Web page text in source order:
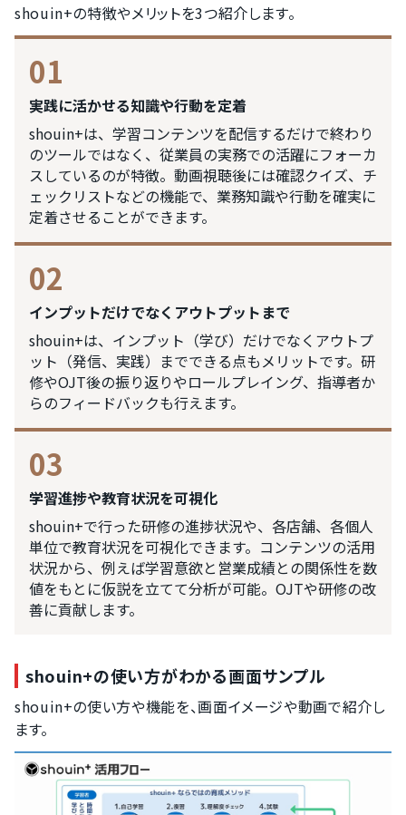
shouin+の特徴やメリットを3つ紹介します。
01
実践に活かせる知識や行動を定着
shouin+は、学習コンテンツを配信するだけで終わり
のツールではなく、従業員の実務での活躍にフォーカ
スしているのが特徴。動画視聴後には確認クイズ、チ
ェックリストなどの機能で、業務知識や行動を確実に
定着させることができます。
02
インプットだけでなくアウトプットまで
shouin+は、インプット（学び）だけでなくアウトプ
ット（発信、実践）までできる点もメリットです。研
修やOJT後の振り返りやロールプレイング、指導者か
らのフィードバックも行えます。
03
学習進捗や教育状況を可視化
shouin+で行った研修の進捗状況や、各店舗、各個人
単位で教育状況を可視化できます。コンテンツの活用
状況から、例えば学習意欲と営業成績との関係性を数
値をもとに仮説を立てて分析が可能。OJTや研修の改
善に貢献します。
shouin+の使い方がわかる画面サンプル
shouin+の使い方や機能を、画面イメージや動画で紹介し
ます。